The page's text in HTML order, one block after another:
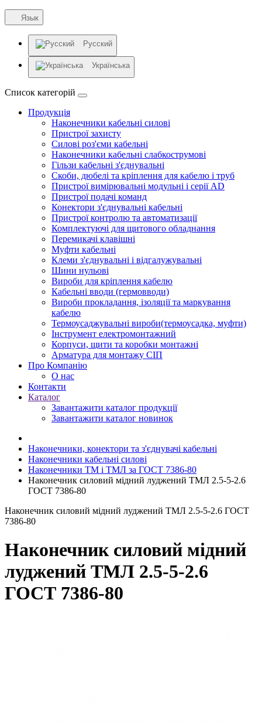
Язык
Русский
Українська
Список категорій
Продукція
Наконечники кабельні силові
Пристрої захисту
Силові роз'єми кабельні
Наконечники кабельні слабкострумові
Гільзи кабельні з'єднувальні
Скоби, дюбелі та кріплення для кабелю і труб
Пристрої вимірювальні модульні і серії AD
Пристрої подачі команд
Конектори з'єднувальні кабельні
Пристрої контролю та автоматизації
Комплектуючі для щитового обладнання
Перемикачі клавішні
Муфти кабельні
Клеми з'єднувальні і відгалужувальні
Шини нульові
Вироби для кріплення кабелю
Кабельні вводи (гермовводи)
Вироби прокладання, iзоляції та маркування
кабелю
Термоусаджувальні вироби(термоусадка, муфти)
Інструмент електромонтажний
Корпуси, щити та коробки монтажні
Арматура для монтажу СІП
Про Компанію
О нас
Контакти
Каталог
Завантажити каталог продукції
Завантажити каталог новинок
Наконечники, конектори та з'єднувачі кабельні
Наконечники кабельні силові
Наконечники ТМ і ТМЛ за ГОСТ 7386-80
Наконечник силовий мідний луджений ТМЛ 2.5-5-2.6
ГОСТ 7386-80
Наконечник силовий мідний луджений ТМЛ 2.5-5-2.6 ГОСТ
7386-80
Наконечник силовий мідний
луджений ТМЛ 2.5-5-2.6
ГОСТ 7386-80